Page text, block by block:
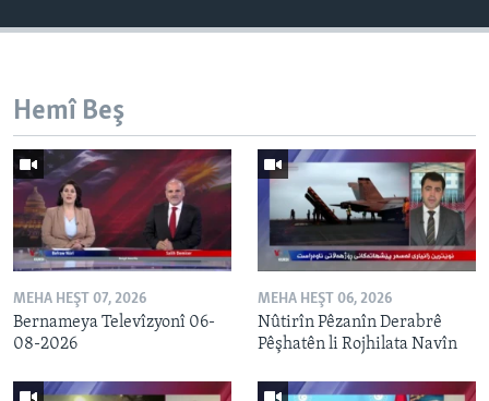
Hemî Beş
MEHA HEŞT 07, 2026
Bernameya Televîzyonî 06-
08-2026
MEHA HEŞT 06, 2026
Nûtirîn Pêzanîn Derabrê
Pêşhatên li Rojhilata Navîn